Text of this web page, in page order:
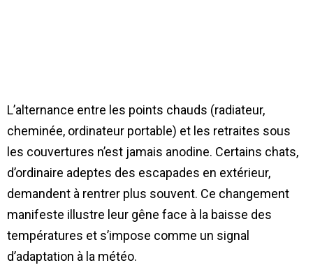
L’alternance entre les points chauds (radiateur,
cheminée, ordinateur portable) et les retraites sous
les couvertures n’est jamais anodine. Certains chats,
d’ordinaire adeptes des escapades en extérieur,
demandent à rentrer plus souvent. Ce changement
manifeste illustre leur gêne face à la baisse des
températures et s’impose comme un signal
d’adaptation à la météo.